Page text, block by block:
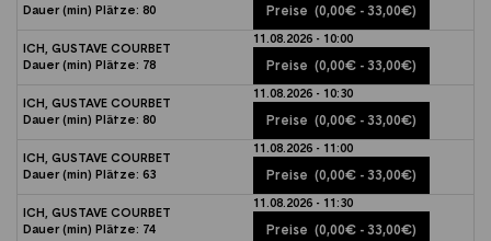
Dauer (min) Plätze: 80 Preise (0,00€ - 33,00€)
ICH, GUSTAVE COURBET
Dauer (min) Plätze: 78
11.08.2026 - 10:00
Preise (0,00€ - 33,00€)
ICH, GUSTAVE COURBET
Dauer (min) Plätze: 80
11.08.2026 - 10:30
Preise (0,00€ - 33,00€)
ICH, GUSTAVE COURBET
Dauer (min) Plätze: 63
11.08.2026 - 11:00
Preise (0,00€ - 33,00€)
ICH, GUSTAVE COURBET
Dauer (min) Plätze: 74
11.08.2026 - 11:30
Preise (0,00€ - 33,00€)